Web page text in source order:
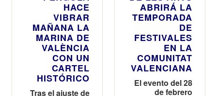
HACE
VIBRAR
MAÑANA LA
MARINA DE
VALÈNCIA
CON UN
CARTEL
HISTÓRICO
Tras el ajuste de
ABRIRÁ LA
TEMPORADA
DE
FESTIVALES
EN LA
COMUNITAT
VALENCIANA
El evento del 28
de febrero